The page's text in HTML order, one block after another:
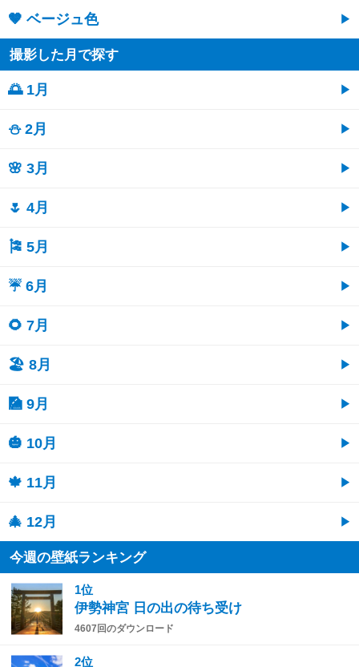
🤎 ベージュ色
撮影した月で探す
🌅 1月
⛄ 2月
🌸 3月
🌷 4月
🎏 5月
☔ 6月
🌻 7月
🏖 8月
🎑 9月
🎃 10月
🍁 11月
🎄 12月
今週の壁紙ランキング
1位
伊勢神宮 日の出の待ち受け
4607回のダウンロード
2位